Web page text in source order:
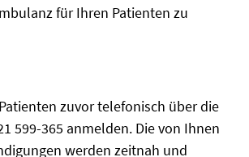
für Ihren Patienten zu
zuvor telefonisch über die
599-365 anmelden. Die von Ihnen
werden zeitnah und